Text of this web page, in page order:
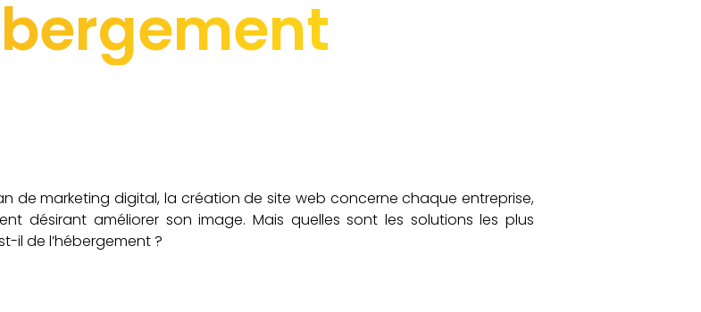
de marketing digital, la création de site web concerne chaque entreprise,
désirant améliorer son image. Mais quelles sont les solutions les plus
il de l’hébergement ?